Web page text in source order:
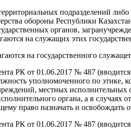
подразделений
обороны Республики
органов,
на служащих этих
на государственного
РК от 01.06.2017 № 487
уполномоченного по этике,
местных
органа, а в
право назначать и освобождать
РК от 01.06.2017 № 487